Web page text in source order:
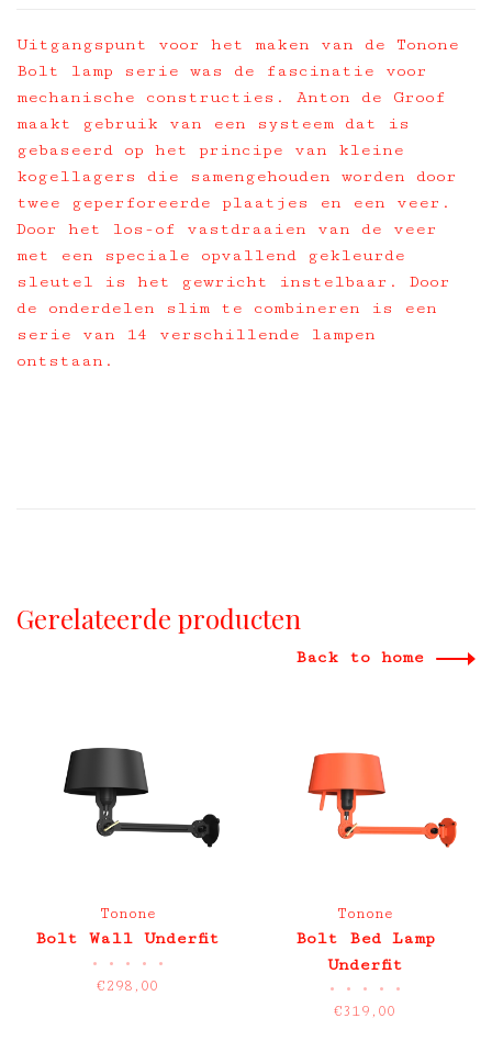
Uitgangspunt voor het maken van de Tonone
Bolt lamp serie was de fascinatie voor
mechanische constructies. Anton de Groof
maakt gebruik van een systeem dat is
gebaseerd op het principe van kleine
kogellagers die samengehouden worden door
twee geperforeerde plaatjes en een veer.
Door het los-of vastdraaien van de veer
met een speciale opvallend gekleurde
sleutel is het gewricht instelbaar. Door
de onderdelen slim te combineren is een
serie van 14 verschillende lampen
ontstaan.
Gerelateerde producten
Back to home
Tonone
Bolt Wall Underfit
• • • • •
€298,00
Tonone
Bolt Bed Lamp
Underfit
• • • • •
€319,00